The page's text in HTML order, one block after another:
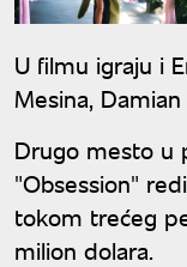
U filmu igraju i
Mesina,
Drugo mesto u
"Obsession"
tokom trećeg
milion dolara.